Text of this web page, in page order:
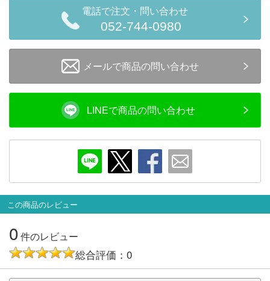
電話で注文・問い合わせ
052-744-0980
メールで商品の問い合わせ
LINEで商品の問い合わせ
この商品のレビュー
0件のレビュー
総合評価：0